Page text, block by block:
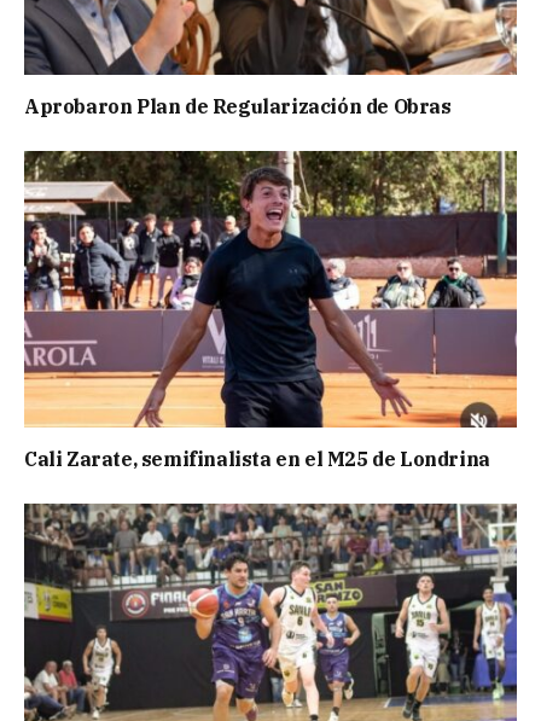
Aprobaron Plan de Regularización de Obras
Cali Zarate, semifinalista en el M25 de Londrina